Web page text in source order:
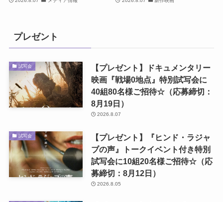
プレゼント
試写会
【プレゼント】ドキュメンタリー
映画『戦場0地点』特別試写会に
40組80名様ご招待☆（応募締切：
8月19日）
2026.8.07
試写会
【プレゼント】『ヒンド・ラジャ
ブの声』トークイベント付き特別
試写会に10組20名様ご招待☆（応
募締切：8月12日）
2026.8.05